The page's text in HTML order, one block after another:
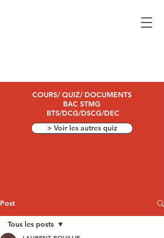
COURS/ QUIZ/ DOCUMENTS
BAC STMG
BTS/DCG/DSCG/DEC
> Voir les autres quiz
Post
Tous les posts